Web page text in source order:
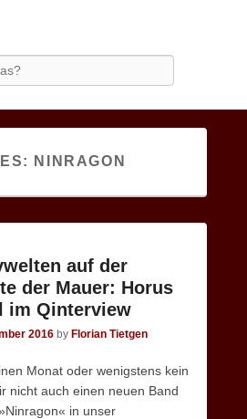
NINRAGON
auf der
der Mauer: Horus
im Qinterview
2016 by Florian Tietgen
Monat oder wenigstens kein
nicht auch einen neuen Band
in unser